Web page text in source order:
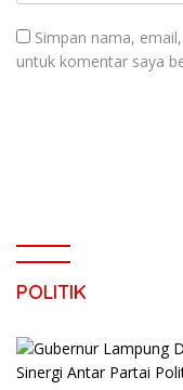
Simpan nama,
untuk komentar saya
POLITIK